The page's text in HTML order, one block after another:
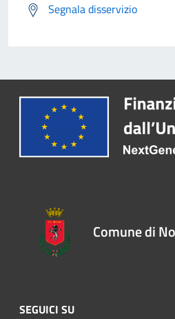
Segnala disservizio
Comune di
SEGUICI SU